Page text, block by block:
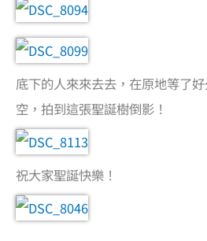
底下的人來來去去，在原地等了
空，拍到這張聖誕樹倒影！
祝大家聖誕快樂！